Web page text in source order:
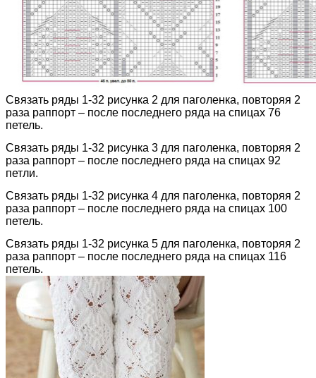
Связать ряды 1-32 рисунка 2 для паголенка, повторяя 2
раза раппорт – после последнего ряда на спицах 76
петель.
Связать ряды 1-32 рисунка 3 для паголенка, повторяя 2
раза раппорт – после последнего ряда на спицах 92
петли.
Связать ряды 1-32 рисунка 4 для паголенка, повторяя 2
раза раппорт – после последнего ряда на спицах 100
петель.
Связать ряды 1-32 рисунка 5 для паголенка, повторяя 2
раза раппорт – после последнего ряда на спицах 116
петель.